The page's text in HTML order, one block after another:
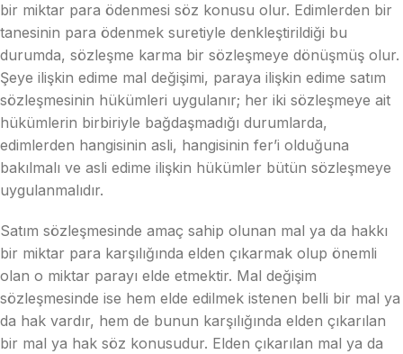
bir miktar para ödenmesi söz konusu olur. Edimlerden bir
tanesinin para ödenmek suretiyle denkleştirildiği bu
durumda, sözleşme karma bir sözleşmeye dönüşmüş olur.
Şeye ilişkin edime mal değişimi, paraya ilişkin edime satım
sözleşmesinin hükümleri uygulanır; her iki sözleşmeye ait
hükümlerin birbiriyle bağdaşmadığı durumlarda,
edimlerden hangisinin asli, hangisinin fer’i olduğuna
bakılmalı ve asli edime ilişkin hükümler bütün sözleşmeye
uygulanmalıdır.
Satım sözleşmesinde amaç sahip olunan mal ya da hakkı
bir miktar para karşılığında elden çıkarmak olup önemli
olan o miktar parayı elde etmektir. Mal değişim
sözleşmesinde ise hem elde edilmek istenen belli bir mal ya
da hak vardır, hem de bunun karşılığında elden çıkarılan
bir mal ya hak söz konusudur. Elden çıkarılan mal ya da